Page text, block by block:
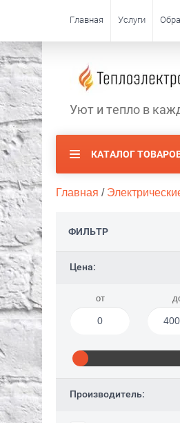
Главная Услуги
Уют и тепло в
КАТАЛОГ
Главная /
ФИЛЬТР
Цена:
от
Производитель: